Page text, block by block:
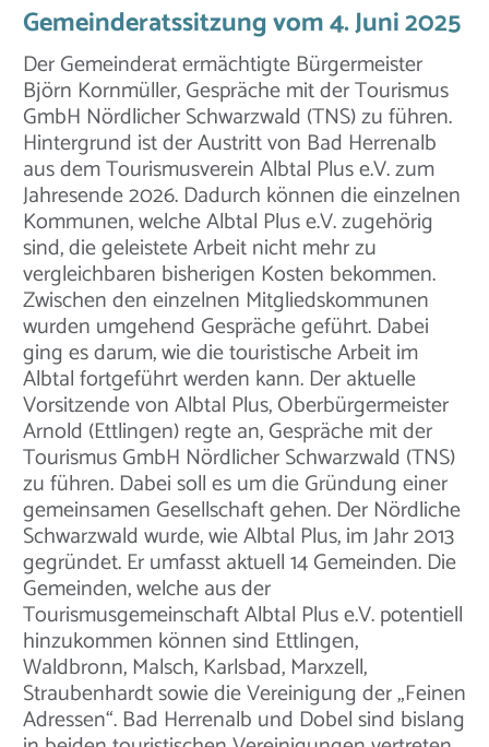
Gemeinderatssitzung vom 4. Juni 2025
Der Gemeinderat ermächtigte Bürgermeister
Björn Kornmüller, Gespräche mit der Tourismus
GmbH Nördlicher Schwarzwald (TNS) zu führen.
Hintergrund ist der Austritt von Bad Herrenalb
aus dem Tourismusverein Albtal Plus e.V. zum
Jahresende 2026. Dadurch können die einzelnen
Kommunen, welche Albtal Plus e.V. zugehörig
sind, die geleistete Arbeit nicht mehr zu
vergleichbaren bisherigen Kosten bekommen.
Zwischen den einzelnen Mitgliedskommunen
wurden umgehend Gespräche geführt. Dabei
ging es darum, wie die touristische Arbeit im
Albtal fortgeführt werden kann. Der aktuelle
Vorsitzende von Albtal Plus, Oberbürgermeister
Arnold (Ettlingen) regte an, Gespräche mit der
Tourismus GmbH Nördlicher Schwarzwald (TNS)
zu führen. Dabei soll es um die Gründung einer
gemeinsamen Gesellschaft gehen. Der Nördliche
Schwarzwald wurde, wie Albtal Plus, im Jahr 2013
gegründet. Er umfasst aktuell 14 Gemeinden. Die
Gemeinden, welche aus der
Tourismusgemeinschaft Albtal Plus e.V. potentiell
hinzukommen können sind Ettlingen,
Waldbronn, Malsch, Karlsbad, Marxzell,
Straubenhardt sowie die Vereinigung der „Feinen
Adressen“. Bad Herrenalb und Dobel sind bislang